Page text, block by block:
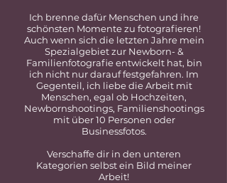
Ich brenne dafür Menschen und ihre
schönsten Momente zu fotografieren!
Auch wenn sich die letzten Jahre mein
Spezialgebiet zur Newborn- &
Familienfotografie entwickelt hat, bin
ich nicht nur darauf festgefahren. Im
Gegenteil, ich liebe die Arbeit mit
Menschen, egal ob Hochzeiten,
Newbornshootings, Familienshootings
mit über 10 Personen oder
Businessfotos.
Verschaffe dir in den unteren
Kategorien selbst ein Bild meiner
Arbeit!